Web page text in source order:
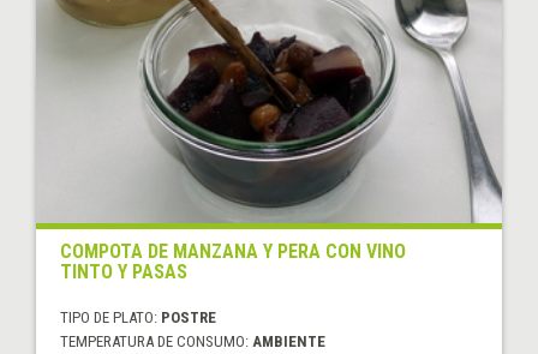
COMPOTA DE MANZANA Y PERA CON VINO
TINTO Y PASAS
TIPO DE PLATO: POSTRE
TEMPERATURA DE CONSUMO: AMBIENTE